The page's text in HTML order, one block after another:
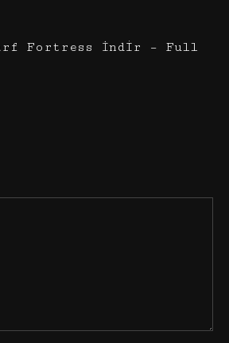
Fortress İndir – Full